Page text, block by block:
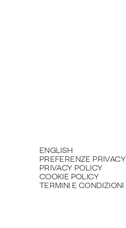
ENGLISH
PREFERENZE PRIVACY
PRIVACY POLICY
COOKIE POLICY
TERMINI E CONDIZIONI